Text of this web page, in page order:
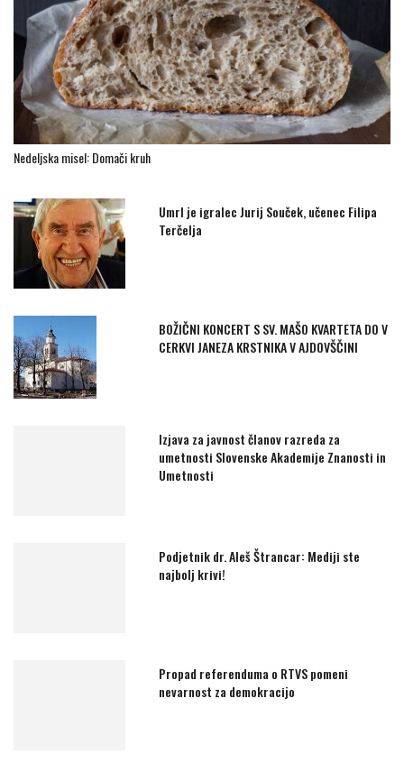
Nedeljska misel: Domači kruh
Umrl je igralec Jurij Souček, učenec Filipa
Terčelja
BOŽIČNI KONCERT S SV. MAŠO KVARTETA DO V
CERKVI JANEZA KRSTNIKA V AJDOVŠČINI
Izjava za javnost članov razreda za
umetnosti Slovenske Akademije Znanosti in
Umetnosti
Podjetnik dr. Aleš Štrancar: Mediji ste
najbolj krivi!
Propad referenduma o RTVS pomeni
nevarnost za demokracijo